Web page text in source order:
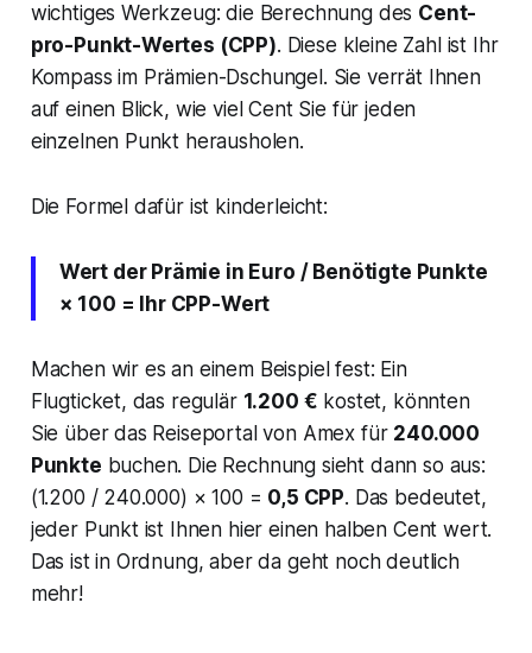
wichtiges Werkzeug: die Berechnung des Cent-
pro-Punkt-Wertes (CPP). Diese kleine Zahl ist Ihr
Kompass im Prämien-Dschungel. Sie verrät Ihnen
auf einen Blick, wie viel Cent Sie für jeden
einzelnen Punkt herausholen.
Die Formel dafür ist kinderleicht:
Wert der Prämie in Euro / Benötigte Punkte
× 100 = Ihr CPP-Wert
Machen wir es an einem Beispiel fest: Ein
Flugticket, das regulär 1.200 € kostet, könnten
Sie über das Reiseportal von Amex für 240.000
Punkte buchen. Die Rechnung sieht dann so aus:
(1.200 / 240.000) × 100 = 0,5 CPP. Das bedeutet,
jeder Punkt ist Ihnen hier einen halben Cent wert.
Das ist in Ordnung, aber da geht noch deutlich
mehr!